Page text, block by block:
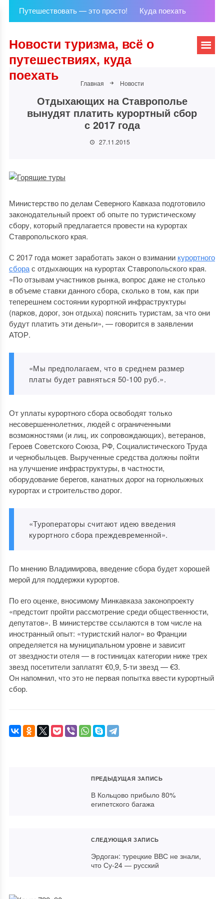
Путешествовать — это просто! Куда поехать
Новости туризма, всё о
путешествиях, куда
поехать
Главная Новости
Отдыхающих на Ставрополье
вынудят платить курортный сбор
с 2017 года
27.11.2015
Министерство по делам Северного Кавказа подготовило
законодательный проект об опыте по туристическому
сбору, который предлагается провести на курортах
Ставропольского края.
С 2017 года может заработать закон о взимании курортного
сборас отдыхающих на курортах Ставропольского края.
«По отзывам участников рынка, вопрос даже не столько
в объеме ставки данного сбора, сколько в том, как при
теперешнем состоянии курортной инфраструктуры
(парков, дорог, зон отдыха) пояснить туристам, за что они
будут платить эти деньги», — говорится в заявлении
АТОР.
«Мы предполагаем, что в среднем размер
платы будет равняться 50-100 руб.».
От уплаты курортного сбора освободят только
несовершеннолетних, людей с ограниченными
возможностями (и лиц, их сопровождающих), ветеранов,
Героев Советского Союза, РФ, Социалистического Труда
и чернобыльцев. Вырученные средства должны пойти
на улучшение инфраструктуры, в частности,
оборудование берегов, канатных дорог на горнолыжных
курортах и строительство дорог.
«Туроператоры считают идею введения
курортного сбора преждевременной».
По мнению Владимирова, введение сбора будет хорошей
мерой для поддержки курортов.
По его оценке, вносимому Минкавказа законопроекту
«предстоит пройти рассмотрение среди общественности,
депутатов». В министерстве ссылаются в том числе на
иностранный опыт: «туристский налог» во Франции
определяется на муниципальном уровне и зависит
от звездности отеля — в гостиницах категории ниже трех
звезд посетители заплатят €0,9, 5-ти звезд — €3.
Он напомнил, что это не первая попытка ввести курортный
сбор.
ПРЕДЫДУЩАЯ ЗАПИСЬ
В Кольцово прибыло 80%
египетского багажа
СЛЕДУЮЩАЯ ЗАПИСЬ
Эрдоган: турецкие ВВС не знали,
что Су-24 — русский